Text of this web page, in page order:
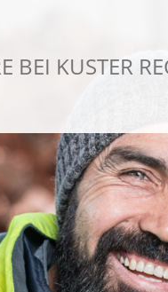
BEI KUSTER